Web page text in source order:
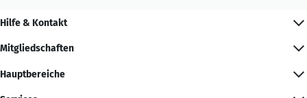
Hilfe & Kontakt
Mitgliedschaften
Hauptbereiche